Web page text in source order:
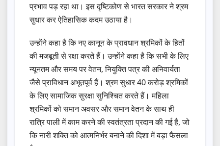
प्रभाव पड़ रहा था। इस दृष्टिकोण से भारत सरकार ने श्रम
सुधार कर ऐतिहासिक कदम उठाया है।
उन्होंने कहा है कि नए कानून के प्रावधान श्रमिकों के हितों
की मजबूती से रक्षा करते हैं। उन्होंने कहा है कि सभी के लिए
न्यूनतम और समय पर वेतन, नियुक्ति पत्र की अनिवार्यता
जैसे प्राविधान अभूतपूर्व हैं। श्रम सुधार 40 करोड़ श्रमिकों
के लिए सामाजिक सुरक्षा सुनिश्चित करते हैं। महिला
श्रमिकों को समान अवसर और समान वेतन के साथ ही
रात्रि पाली में काम करने की स्वतंत्रता प्रदान की गई है, जो
कि नारी शक्ति को आत्मनिर्भर बनाने की दिशा में बड़ा फैसला